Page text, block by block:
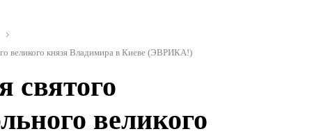
великого князя Владимира в Киеве (ЭВРИКА!)
святого
великого